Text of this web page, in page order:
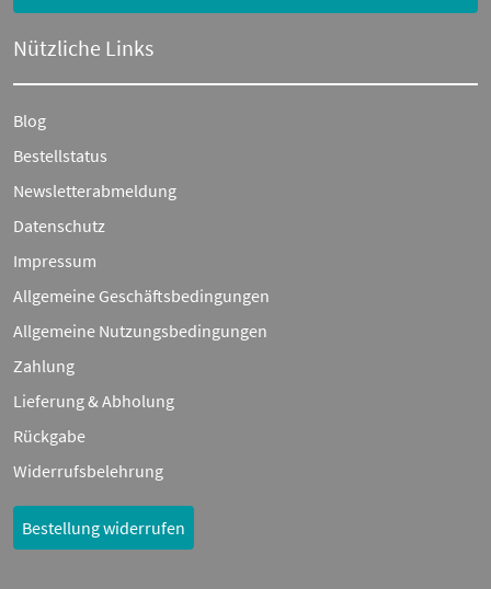
Nützliche Links
Blog
Bestellstatus
Newsletterabmeldung
Datenschutz
Impressum
Allgemeine Geschäftsbedingungen
Allgemeine Nutzungsbedingungen
Zahlung
Lieferung & Abholung
Rückgabe
Widerrufsbelehrung
Bestellung widerrufen